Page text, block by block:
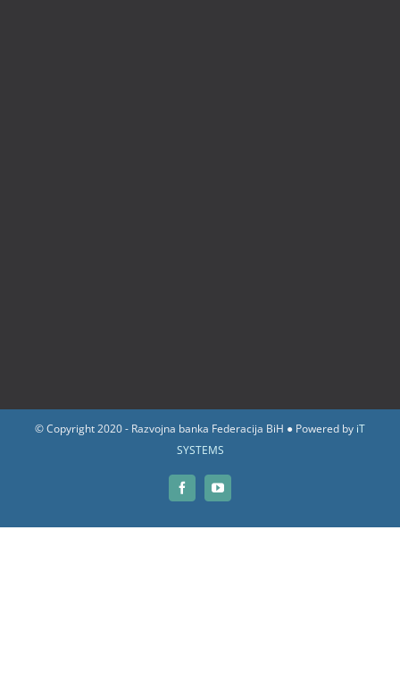
© Copyright 2020 - Razvojna banka Federacija BiH ● Powered by iT
SYSTEMS
FacebookYouTube